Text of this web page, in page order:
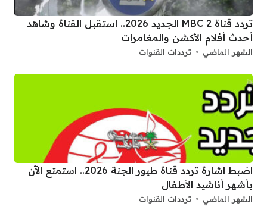
تردد قناة 2 MBC الجديد 2026.. استقبل القناة وشاهد
أحدث أفلام الأكشن والمغامرات
الشهر الماضي ترددات القنوات
اضبط اشارة تردد قناة طيور الجنة 2026.. استمتع الآن
بأشهر أناشيد الأطفال
الشهر الماضي ترددات القنوات